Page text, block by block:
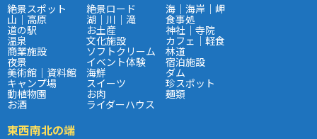
絶景スポット 絶景ロード 海｜海岸｜岬
山｜高原 湖｜川｜滝 食事処
道の駅 お土産 神社｜寺院
温泉 文化施設 カフェ｜軽食
商業施設 ソフトクリーム 林道
夜景 イベント体験 宿泊施設
美術館｜資料館 海鮮 ダム
キャンプ場 スイーツ 珍スポット
動植物園 お肉 麺類
お酒 ライダーハウス
東西南北の端